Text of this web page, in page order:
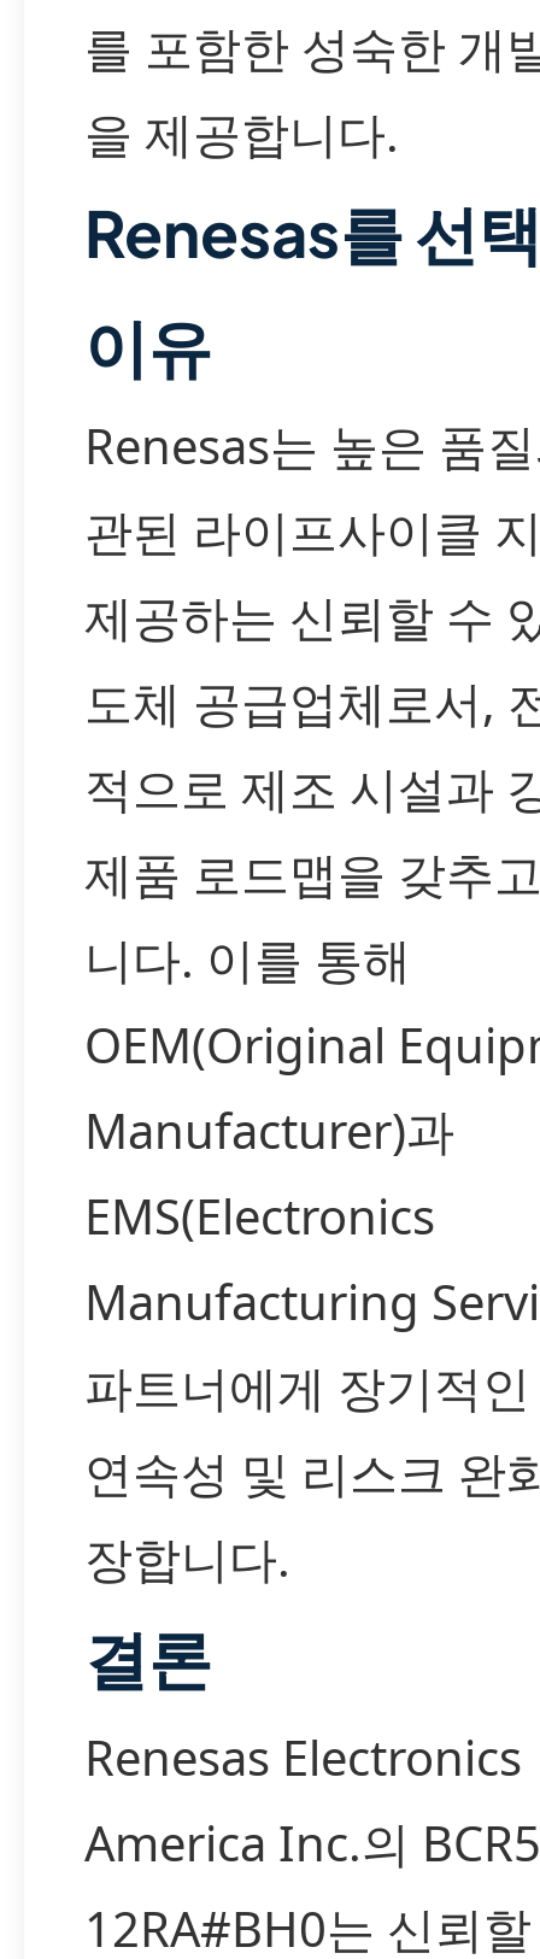
를 포함한 성숙한 개
을 제공합니다.
Renesas를 선
이유
Renesas는 높은 품
관된 라이프사이클
제공하는 신뢰할 수
도체 공급업체로서,
적으로 제조 시설과
제품 로드맵을 갖추
니다. 이를 통해
OEM(Original
Manufacturer)과
EMS(Electronics
Manufacturing
파트너에게 장기적
연속성 및 리스크 완
장합니다.
결론
Renesas Electronics
America Inc.의
12RA#BH0는 신뢰